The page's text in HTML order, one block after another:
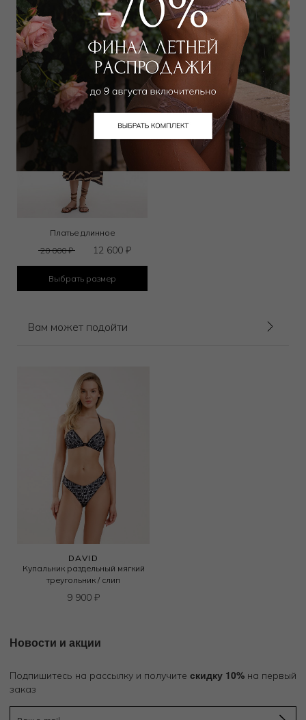
Выбрать размер Выбрать размер
Платье длинное
20 000₽ 12 600₽
Выбрать размер
Вам может подойти
DAVID
Купальник раздельный мягкий
треугольник / слип
9 900 ₽
Новости и акции
Подпишитесь на рассылку и получите скидку 10% на первый
заказ